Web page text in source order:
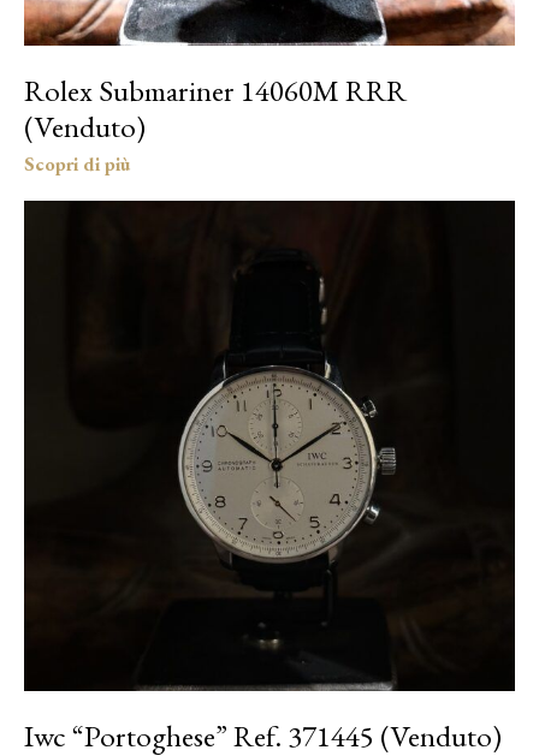
Rolex Submariner 14060M RRR
(Venduto)
Iwc “Portoghese” Ref. 371445 (Venduto)